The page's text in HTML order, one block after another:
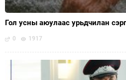
Гол усны аюулаас урьдчилан
0 1917